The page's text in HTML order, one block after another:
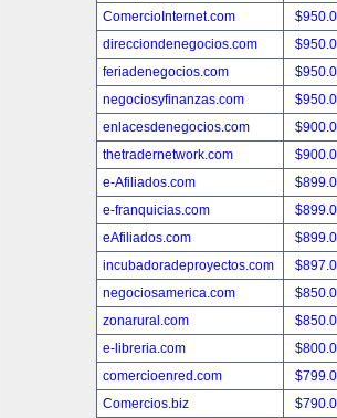
ComercioInternet.com
direcciondenegocios.com
feriadenegocios.com
negociosyfinanzas.com
enlacesdenegocios.com
thetradernetwork.com
e-Afiliados.com
e-franquicias.com
eAfiliados.com
incubadoradeproyectos.com
negociosamerica.com
zonarural.com
e-libreria.com
comercioenred.com
Comercios.biz